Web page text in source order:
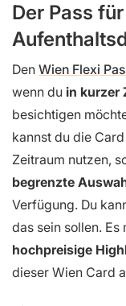
Der Pass
Den Wien Flexi
wenn du in kurzer
besichtigen
kannst du die
Zeitraum nutzen,
begrenzte
Verfügung. Du
das sein sollen.
hochpreisige
dieser Wien Card